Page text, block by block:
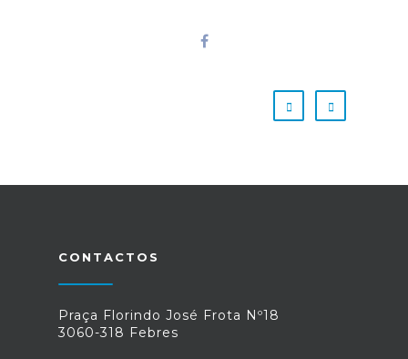
CONTACTOS
Praça Florindo José Frota Nº18
3060-318 Febres